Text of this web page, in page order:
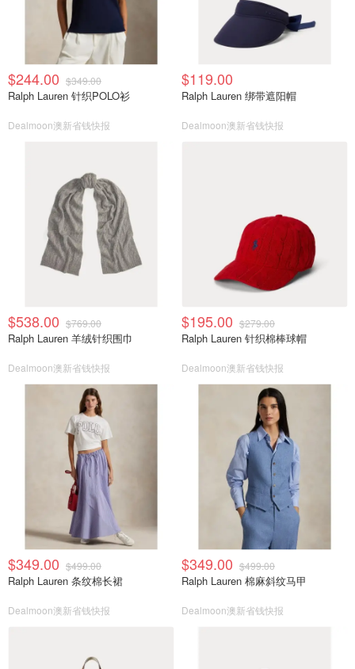
$244.00 $349.00
Ralph Lauren 针织POLO衫
Dealmoon澳新省钱快报
$119.00
Ralph Lauren 绑带遮阳帽
Dealmoon澳新省钱快报
$538.00 $769.00
Ralph Lauren 羊绒针织围巾
Dealmoon澳新省钱快报
$195.00 $279.00
Ralph Lauren 针织棉棒球帽
Dealmoon澳新省钱快报
$349.00 $499.00
Ralph Lauren 条纹棉长裙
Dealmoon澳新省钱快报
$349.00 $499.00
Ralph Lauren 棉麻斜纹马甲
Dealmoon澳新省钱快报